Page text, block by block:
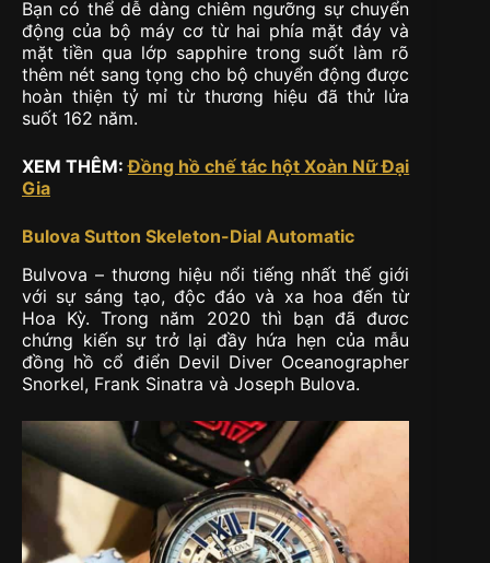
Bạn có thể dễ dàng chiêm ngưỡng sự chuyển
động của bộ máy cơ từ hai phía mặt đáy và
mặt tiền qua lớp sapphire trong suốt làm rõ
thêm nét sang tọng cho bộ chuyển động được
hoàn thiện tỷ mỉ từ thương hiệu đã thử lửa
suốt 162 năm.
XEM THÊM:Đồng hồ chế tác hột Xoàn Nữ Đại
Gia
Bulova Sutton Skeleton-Dial Automatic
Bulvova – thương hiệu nổi tiếng nhất thế giới
với sự sáng tạo, độc đáo và xa hoa đến từ
Hoa Kỳ. Trong năm 2020 thì bạn đã đươc
chứng kiến sự trở lại đầy hứa hẹn của mẫu
đồng hồ cổ điển Devil Diver Oceanographer
Snorkel, Frank Sinatra và Joseph Bulova.